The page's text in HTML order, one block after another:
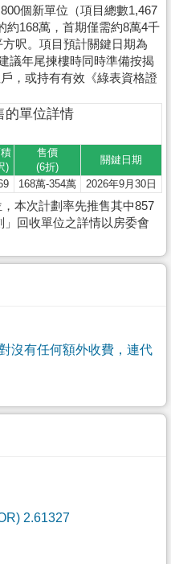
個新單位（項目總數1,467
約168萬，首期僅需約8萬4千
呎。項目預計關鍵日期為
議年尾揀樓時同時準備按揭
，或持有有效《綠表資格證
的單位詳情
)
售價
(6折)
關鍵日期
168萬-354萬 2026年9月30日
本次計劃率先推售其中857
回收單位之詳情以房委會
沒有任何額外收費，連代
2.61327